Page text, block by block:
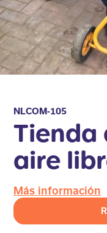
NLCOM-105
Tienda
aire
Más información